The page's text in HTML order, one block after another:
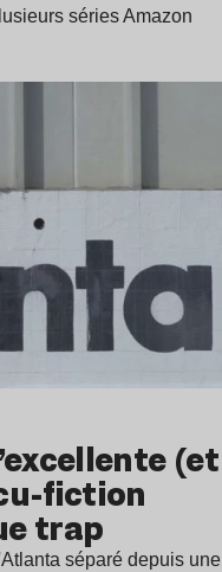
séries Amazon
(et
fiction
trap
séparé depuis une